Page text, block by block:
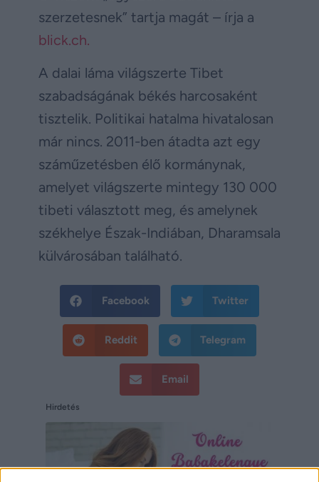
szerzetesnek” tartja magát – írja a
blick.ch.
A dalai láma világszerte Tibet
szabadságának békés harcosaként
tisztelik. Politikai hatalma hivatalosan
már nincs. 2011-ben átadta azt egy
száműzetésben élő kormánynak,
amelyet világszerte mintegy 130 000
tibeti választott meg, és amelynek
székhelye Észak-Indiában, Dharamsala
külvárosában található.
Facebook Twitter
Reddit Telegram
Email
Hirdetés